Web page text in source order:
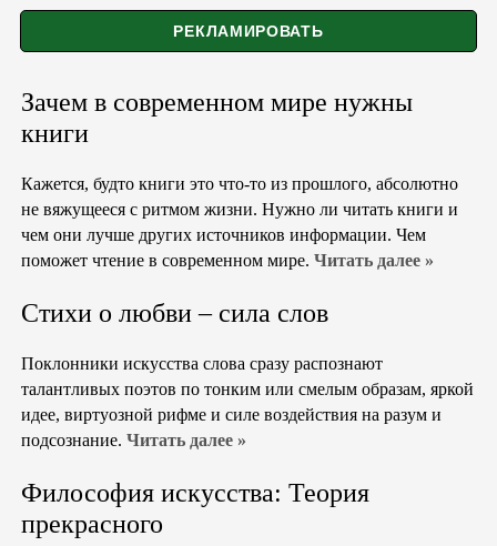
Зачем в современном мире нужны
книги
Кажется, будто книги это что-то из прошлого, абсолютно
не вяжущееся с ритмом жизни. Нужно ли читать книги и
чем они лучше других источников информации. Чем
поможет чтение в современном мире. Читать далее »
Стихи о любви – сила слов
Поклонники искусства слова сразу распознают
талантливых поэтов по тонким или смелым образам, яркой
идее, виртуозной рифме и силе воздействия на разум и
подсознание. Читать далее »
Философия искусства: Теория
прекрасного